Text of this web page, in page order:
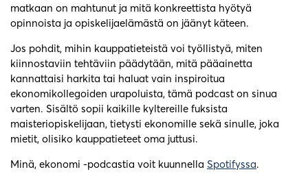
matkaan on mahtunut ja mitä konkreettista hyötyä
opinnoista ja opiskelijaelämästä on jäänyt käteen.
Jos pohdit, mihin kauppatieteistä voi työllistyä, miten
kiinnostaviin tehtäviin päädytään, mitä pääainetta
kannattaisi harkita tai haluat vain inspiroitua
ekonomikollegoiden urapoluista, tämä podcast on sinua
varten. Sisältö sopii kaikille kyltereille fuksista
maisteriopiskelijaan, tietysti ekonomille sekä sinulle, joka
mietit, olisiko kauppatieteet oma juttusi.
Minä, ekonomi -podcastia voit kuunnella Spotifyssa.